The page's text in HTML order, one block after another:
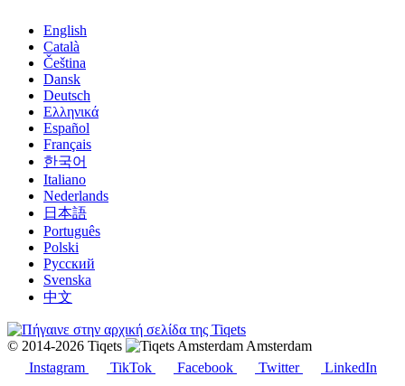
English
Català
Čeština
Dansk
Deutsch
Ελληνικά
Español
Français
한국어
Italiano
Nederlands
日本語
Português
Polski
Русский
Svenska
中文
© 2014-2026 Tiqets
Amsterdam
Instagram
TikTok Facebook Twitter LinkedIn